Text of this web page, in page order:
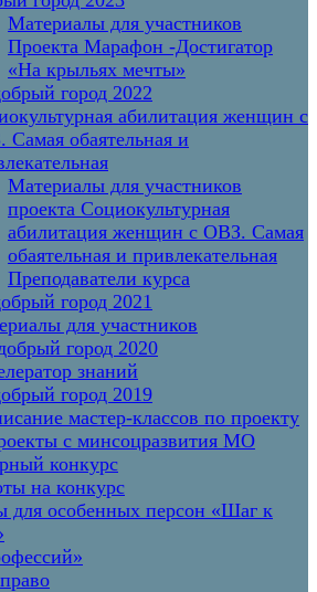
Материалы для участников
Проекта Марафон -Достигатор
«На крыльях мечты»
город 2022
абилитация женщин с
обаятельная и
Материалы для участников
проекта Социокультурная
абилитация женщин с ОВЗ. Самая
обаятельная и привлекательная
Преподаватели курса
город 2021
для участников
город 2020
знаний
город 2019
мастер-классов по проекту
с минсоцразвития МО
конкурс
на конкурс
для особенных персон «Шаг к